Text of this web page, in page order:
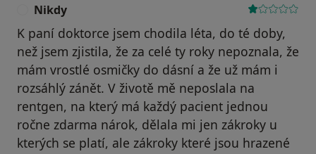
Nikdy
K paní doktorce jsem chodila léta, do té doby,
než jsem zjistila, že za celé ty roky nepoznala, že
mám vrostlé osmičky do dásní a že už mám i
rozsáhlý zánět. V životě mě neposlala na
rentgen, na který má každý pacient jednou
ročne zdarma nárok, dělala mi jen zákroky u
kterých se platí, ale zákroky které jsou hrazené